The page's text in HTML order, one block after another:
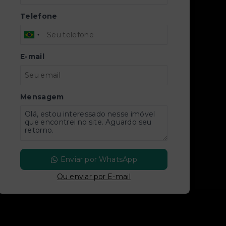
Telefone
E-mail
Mensagem
Enviar por WhatsApp
Ou enviar por E-mail